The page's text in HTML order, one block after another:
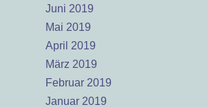
Juni 2019
Mai 2019
April 2019
März 2019
Februar 2019
Januar 2019